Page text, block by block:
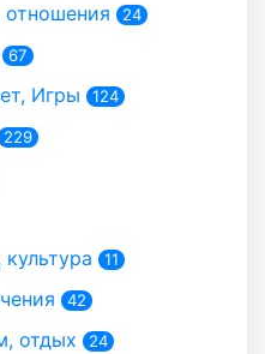
отношения 24
67
Игры 124
229
11
42
отдых 24